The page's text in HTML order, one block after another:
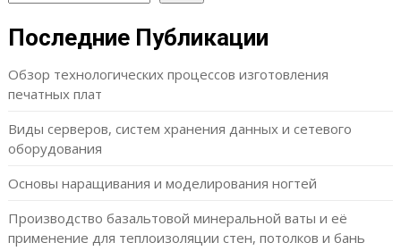
Последние Публикации
Обзор технологических процессов изготовления
печатных плат
Виды серверов, систем хранения данных и сетевого
оборудования
Основы наращивания и моделирования ногтей
Производство базальтовой минеральной ваты и её
применение для теплоизоляции стен, потолков и бань